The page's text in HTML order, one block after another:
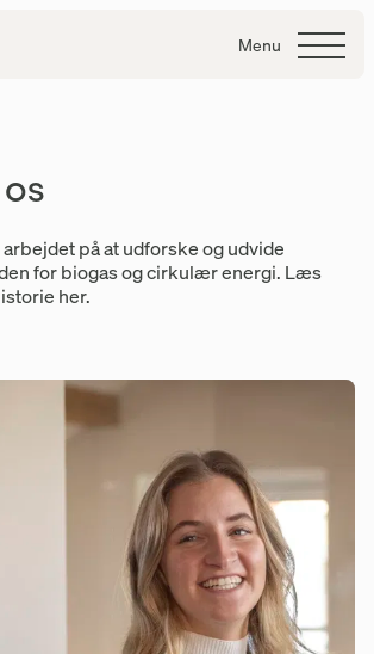
Menu
arbejdet på at udforske og udvide
for biogas og cirkulær energi. Læs
her.